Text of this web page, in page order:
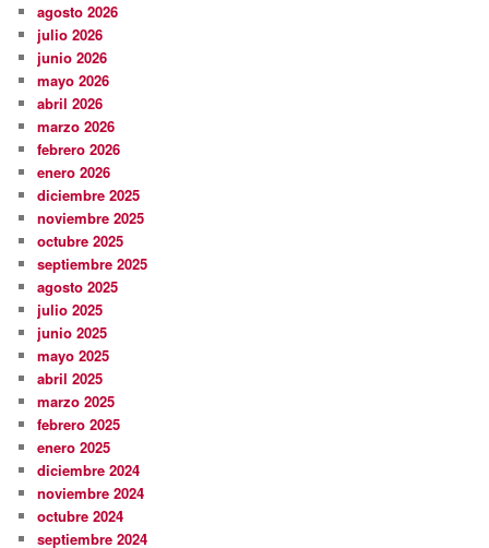
agosto 2026
julio 2026
junio 2026
mayo 2026
abril 2026
marzo 2026
febrero 2026
enero 2026
diciembre 2025
noviembre 2025
octubre 2025
septiembre 2025
agosto 2025
julio 2025
junio 2025
mayo 2025
abril 2025
marzo 2025
febrero 2025
enero 2025
diciembre 2024
noviembre 2024
octubre 2024
septiembre 2024